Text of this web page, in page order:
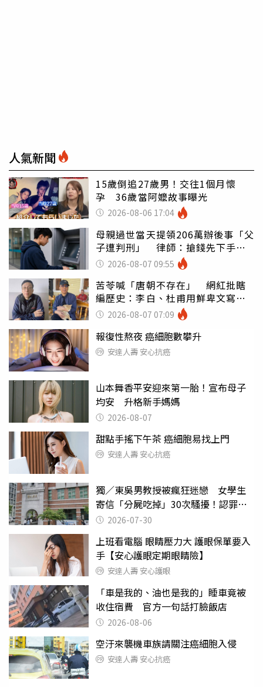
人氣新聞
15歲倒追27歲男！交往1個月懷
孕 36歲當阿嬤故事曝光
2026-08-06 17:04
母親過世當天提領206萬辦後事「父
子遭判刑」 律師：搶錢先下手是
罪 2026-08-07 09:55
苦苓喊「唐朝不存在」 網紅批瞎
編歷史：李白、杜甫用鮮卑文寫
詩？2026-08-07 07:09
報復性熬夜 癌細胞數攀升
安達人壽 安心抗癌
山本舞香平安迎來第一胎！宣布母子
均安 升格新手媽媽
2026-08-07
甜點手搖下午茶 癌細胞易找上門
安達人壽 安心抗癌
獨／東吳男教授被瘋狂迷戀 女學生
寄信「分屍吃掉」30次騷擾！認罪免
關 2026-07-30
上班看電腦 眼睛壓力大 護眼保單要入
手【安心護眼定期眼睛險】
安達人壽 安心護眼
「車是我的、油也是我的」睡車竟被
收住宿費 官方一句話打臉飯店
2026-08-06
空汙來襲機車族請關注癌細胞入侵
安達人壽 安心抗癌